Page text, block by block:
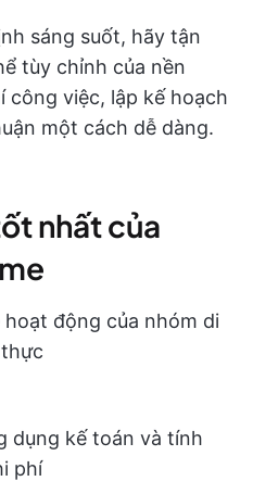
sáng suốt, hãy tận
tùy chỉnh của nền
công việc, lập kế hoạch
một cách dễ dàng.
nhất của
động của nhóm di
dụng kế toán và tính
phí